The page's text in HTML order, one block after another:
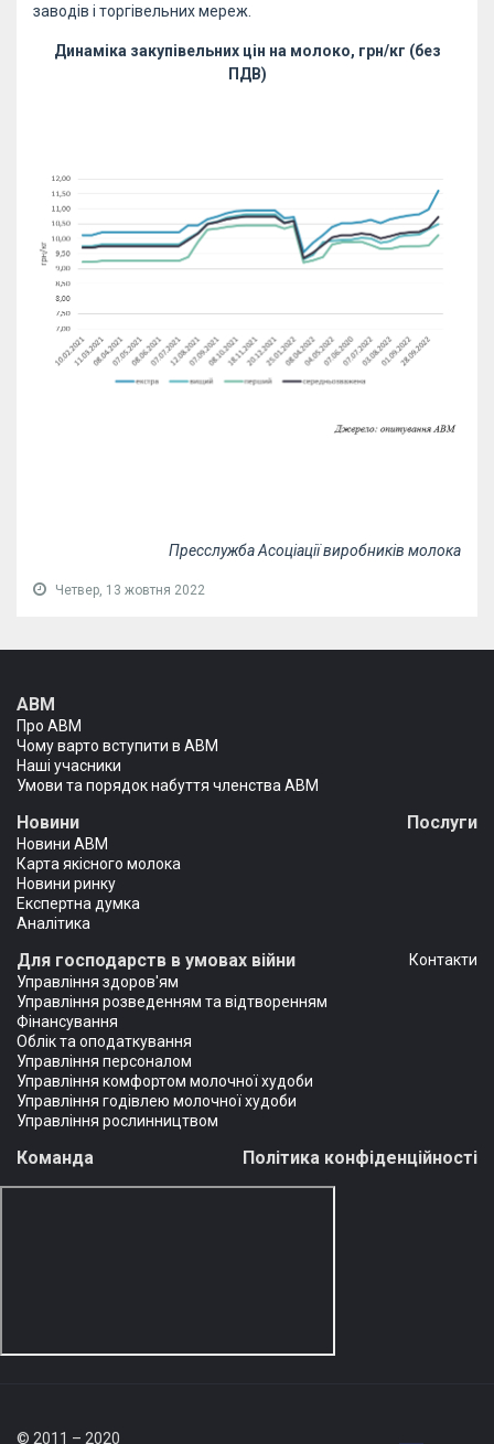
заводів і торгівельних мереж.
Динаміка закупівельних цін на молоко, грн/кг (без
ПДВ)
Пресслужба Асоціації виробників молока
Четвер, 13 жовтня 2022
АВМ
Про АВМ
Чому варто вступити в АВМ
Наші учасники
Умови та порядок набуття членства АВМ
Новини
Новини АВМ
Карта якісного молока
Новини ринку
Експертна думка
Аналітика
Послуги
Для господарств в умовах війни
Управління здоров'ям
Управління розведенням та відтворенням
Фінансування
Облік та оподаткування
Управління персоналом
Управління комфортом молочної худоби
Управління годівлею молочної худоби
Управління рослинництвом
Контакти
Команда Політика конфіденційності
© 2011 – 2020